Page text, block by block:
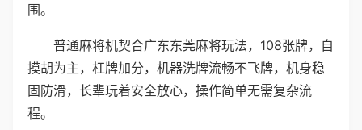
围。
普通麻将机契合广东东莞麻将玩法，108张牌，自
摸胡为主，杠牌加分，机器洗牌流畅不飞牌，机身稳
固防滑，长辈玩着安全放心，操作简单无需复杂流
程。